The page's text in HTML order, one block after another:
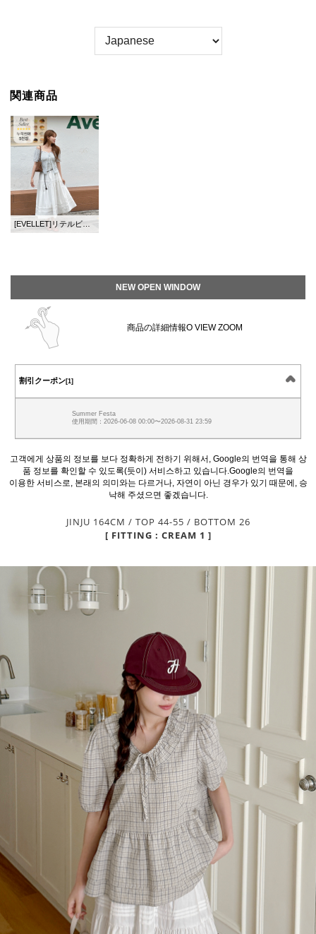
関連商品
[EVELLET]リテルビコットンフレアウエストバンドロングスカート
NEW OPEN WINDOW
商品の詳細情報O VIEW ZOOM
割引クーポン[1]
Summer Festa
使用期間：2026-06-08 00:00〜2026-08-31 23:59
고객에게 상품의 정보를 보다 정확하게 전하기 위해서, Google의 번역을 통해 상
품 정보를 확인할 수 있도록(듯이) 서비스하고 있습니다.Google의 번역을
이용한 서비스로, 본래의 의미와는 다르거나, 자연이 아닌 경우가 있기 때문에, 승
낙해 주셨으면 좋겠습니다.
JINJU 164CM / TOP 44-55 / BOTTOM 26
[ FITTING : CREAM 1 ]